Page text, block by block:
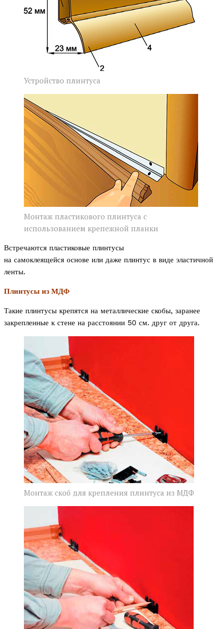
Устройство плинтуса
Монтаж пластикового плинтуса с
использованием крепежной планки
Встречаются пластиковые плинтусы
на самоклеящейся основе или даже плинтус в виде эластичной
ленты.
Плинтусы из МДФ
Такие плинтусы крепятся на металлические скобы, заранее
закрепленные к стене на расстоянии 50 см. друг от друга.
Монтаж скоб для крепления плинтуса из МДФ